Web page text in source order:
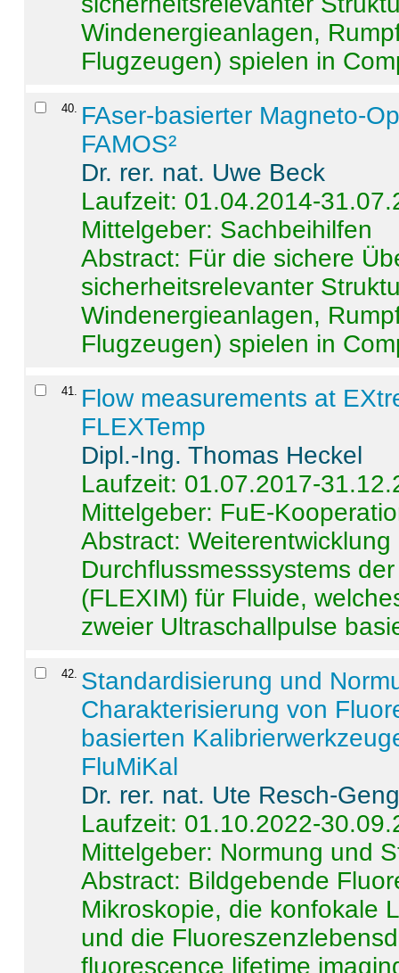
Windenergieanlagen,
Flugzeugen) spielen in
40. FAser-basierter Magneto-
FAMOS²
Dr. rer. nat. Uwe Beck
Laufzeit: 01.04.2014-
Mittelgeber: Sachbeihilfen
Abstract: Für die sichere
sicherheitsrelevanter
Windenergieanlagen,
Flugzeugen) spielen in
41. Flow measurements at
FLEXTemp
Dipl.-Ing. Thomas Heckel
Laufzeit: 01.07.2017-
Mittelgeber: FuE-
Abstract:
Durchflussmesssystems
(FLEXIM) für Fluide,
zweier Ultraschallpulse
42. Standardisierung und
Charakterisierung von
basierten
FluMiKal
Dr. rer. nat. Ute Resch-
Laufzeit: 01.10.2022-
Mittelgeber: Normung und
Abstract: Bildgebende
Mikroskopie, die konfokale
und die
fluorescence lifetime